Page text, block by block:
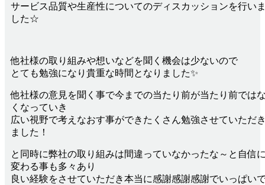
サービス品質や生産性についてのディスカッションを行い
した☆
他社様の取り組みや想いなどを聞く機会は少ないので
とても勉強になり貴重な時間となりました✨
他社様の意見を聞く事で今までの当たり前が当たり前では
くなっていき
広い視野で考えなおす事ができたくさん勉強させていただ
ました！
と同時に弊社の取り組みは間違っていなかったな～と自信
変わる事も多々あり
良い経験をさせていただき本当に感謝感謝感謝でいっぱい